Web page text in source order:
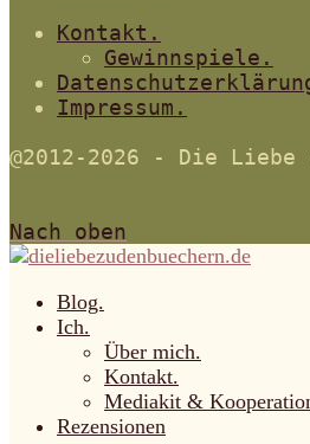
Kontakt.
Gewinnspiele.
Impressum.
@2012-2026 - Die Liebe
Nach oben
Blog.
Ich.
Über mich.
Kontakt.
Mediakit &
Rezensionen